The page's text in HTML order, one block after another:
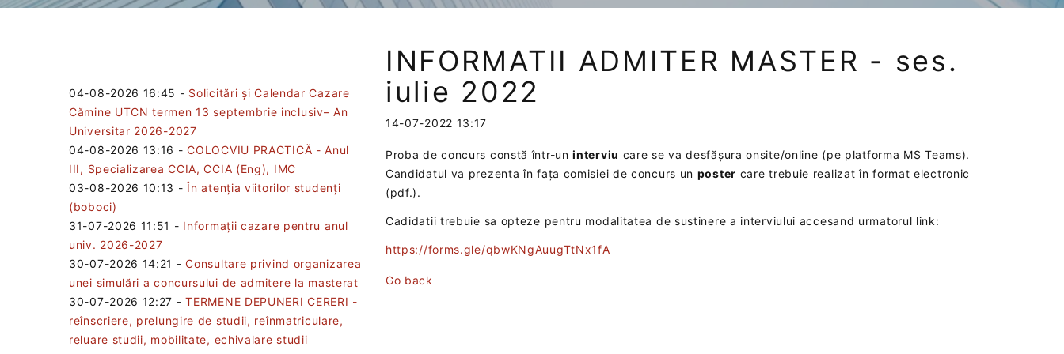
04-08-2026 16:45 - Solicitări și Calendar Cazare
Cămine UTCN termen 13 septembrie inclusiv– An
Universitar 2026-2027
04-08-2026 13:16 -COLOCVIU PRACTICĂ - Anul
III, Specializarea CCIA, CCIA (Eng), IMC
03-08-2026 10:13 -În atenția viitorilor studenți
(boboci)
31-07-2026 11:51 - Informații cazare pentru anul
univ. 2026-2027
30-07-2026 14:21 -Consultare privind organizarea
unei simulări a concursului de admitere la masterat
30-07-2026 12:27 -TERMENE DEPUNERI CERERI -
reînscriere, prelungire de studii, reînmatriculare,
reluare studii, mobilitate, echivalare studii
INFORMATII ADMITER MASTER - ses.
iulie 2022
14-07-2022 13:17
Proba de concurs constă într-uninterviu care se va desfășura onsite/online (pe platforma MS Teams).
Candidatul va prezenta în fața comisiei de concurs un poster care trebuie realizat în format electronic
(pdf.).
Cadidatii trebuie sa opteze pentru modalitatea de sustinere a interviului accesand urmatorul link:
https://forms.gle/qbwKNgAuugTtNx1fA
Go back